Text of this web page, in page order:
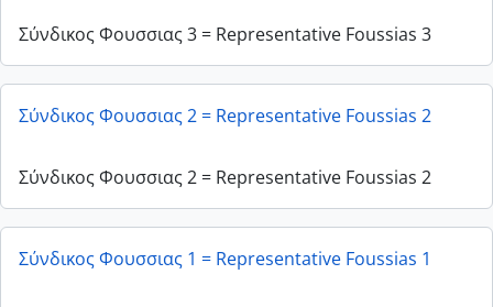
Σύνδικος Φουσσιας 3 = Representative Foussias 3
Σύνδικος Φουσσιας 2 = Representative Foussias 2
Σύνδικος Φουσσιας 2 = Representative Foussias 2
Σύνδικος Φουσσιας 1 = Representative Foussias 1